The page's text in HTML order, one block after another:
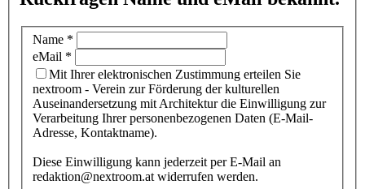
Name *
eMail *
Mit Ihrer elektronischen Zustimmung erteilen Sie
nextroom - Verein zur Förderung der kulturellen
Auseinandersetzung mit Architektur die Einwilligung zur
Verarbeitung Ihrer personenbezogenen Daten (E-Mail-
Adresse, Kontaktname).
Diese Einwilligung kann jederzeit per E-Mail an
redaktion@nextroom.at widerrufen werden.